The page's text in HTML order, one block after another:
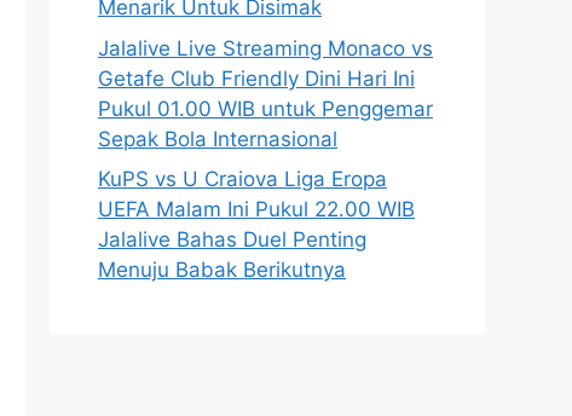
Menarik Untuk Disimak
Jalalive Live Streaming Monaco vs
Getafe Club Friendly Dini Hari Ini
Pukul 01.00 WIB untuk Penggemar
Sepak Bola Internasional
KuPS vs U Craiova Liga Eropa
UEFA Malam Ini Pukul 22.00 WIB
Jalalive Bahas Duel Penting
Menuju Babak Berikutnya